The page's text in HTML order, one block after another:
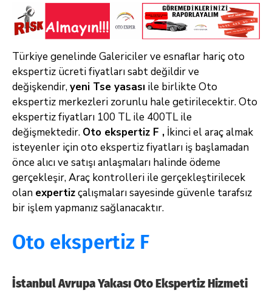
Türkiye genelinde Galericiler ve esnaflar hariç oto
ekspertiz ücreti fiyatları sabt değildir ve
değişkendir,yeni Tse yasası ile birlikte Oto
ekspertiz merkezleri zorunlu hale getirilecektir. Oto
ekspertiz fiyatları 100 TL ile 400TL ile
değişmektedir. Oto ekspertiz F , İkinci el araç almak
isteyenler için oto ekspertiz fiyatları iş başlamadan
önce alıcı ve satışı anlaşmaları halinde ödeme
gerçekleşir, Araç kontrolleri ile gerçekleştirilecek
olan expertizçalışmaları sayesinde güvenle tarafsız
bir işlem yapmanız sağlanacaktır.
Oto ekspertiz F
İstanbul Avrupa Yakası Oto Ekspertiz Hizmeti